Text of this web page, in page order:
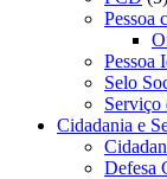
Pessoa
Pessoa
Selo
Serviço
Cidadania e
Defesa